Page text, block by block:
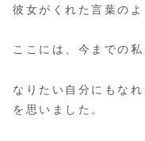
彼女がくれた言葉の
ここには、今までの
なりたい自分にもな
を思いました。